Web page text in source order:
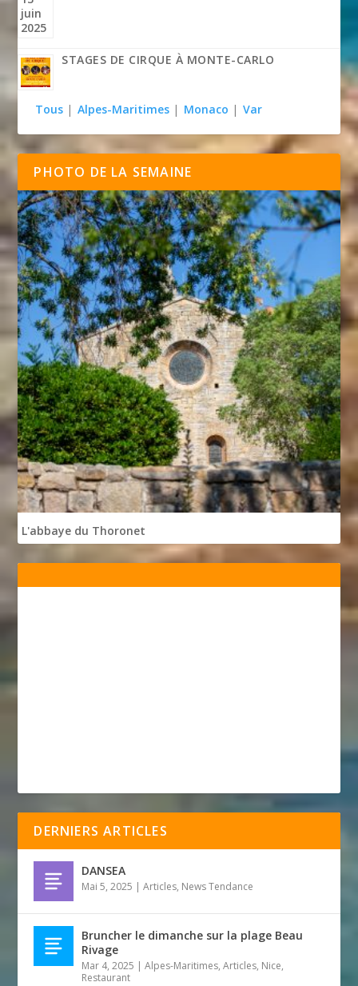
STAGES DE CIRQUE À MONTE-CARLO
Tous | Alpes-Maritimes | Monaco | Var
PHOTO DE LA SEMAINE
L'abbaye du Thoronet
DERNIERS ARTICLES
DANSEA
Mai 5, 2025 |Articles, News Tendance
Bruncher le dimanche sur la plage Beau
Rivage
Mar 4, 2025 |Alpes-Maritimes,Articles, Nice,
Restaurant